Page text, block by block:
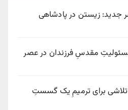
جدید: زیستن در پادشاهی
مقدسِ فرزندان در عصر
تلاشی برای ترمیمِ یک گسستِ